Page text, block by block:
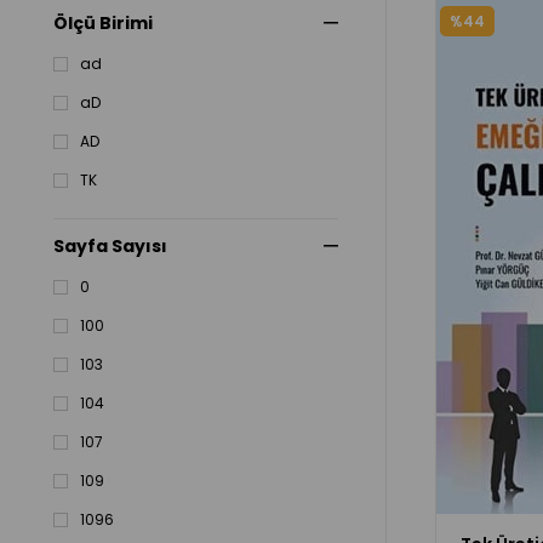
Ölçü Birimi
ad
aD
AD
TK
Sayfa Sayısı
0
100
103
104
107
109
1096
%44